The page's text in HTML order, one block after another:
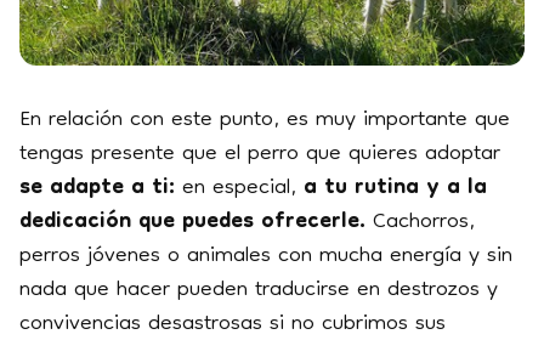
En relación con este punto, es muy importante que
tengas presente que el perro que quieres adoptar
se adapte a ti:en especial,a tu rutina y a la
dedicación que puedes ofrecerle.Cachorros,
perros jóvenes o animales con mucha energía y sin
nada que hacer pueden traducirse en destrozos y
convivencias desastrosas si no cubrimos sus